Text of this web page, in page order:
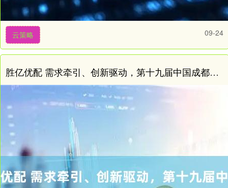
云策略 09-24
胜亿优配 需求牵引、创新驱动，第十九届中国成都国际软件设计与应用大赛启动